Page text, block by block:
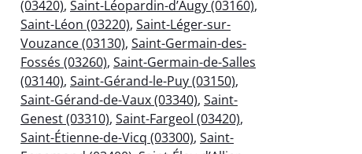
(03420), Saint-Léopardin-d’Augy (03160),
Saint-Léon (03220), Saint-Léger-sur-
Vouzance (03130), Saint-Germain-des-
Fossés (03260), Saint-Germain-de-Salles
(03140), Saint-Gérand-le-Puy (03150),
Saint-Gérand-de-Vaux (03340), Saint-
Genest (03310), Saint-Fargeol (03420),
Saint-Étienne-de-Vicq (03300), Saint-